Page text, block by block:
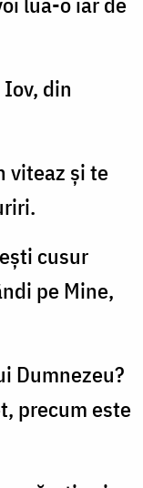
din
viteaz şi te
cusur
pe Mine,
Dumnezeu?
precum este